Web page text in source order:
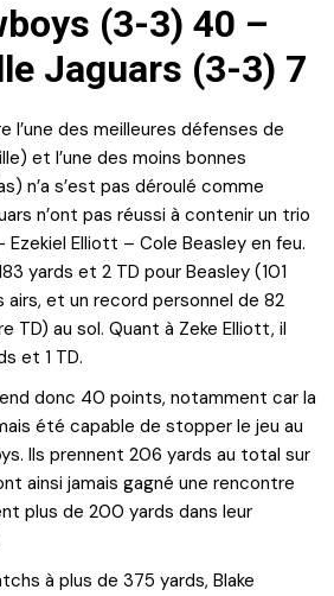
(3-3) 40 –
Jaguars (3-3) 7
l’une des meilleures défenses de
et l’une des moins bonnes
n’a s’est pas déroulé comme
n’ont pas réussi à contenir un trio
Elliott – Cole Beasley en feu.
yards et 2 TD pour Beasley (101
airs, et un record personnel de 82
TD) au sol. Quant à Zeke Elliott, il
et 1 TD.
donc 40 points, notamment car la
été capable de stopper le jeu au
Ils prennent 206 yards au total sur
ainsi jamais gagné une rencontre
plus de 200 yards dans leur
à plus de 375 yards, Blake